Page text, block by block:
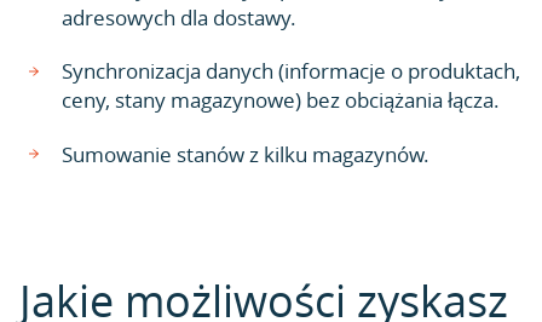
adresowych dla dostawy.
Synchronizacja danych (informacje o produktach,
ceny, stany magazynowe) bez obciążania łącza.
Sumowanie stanów z kilku magazynów.
Jakie możliwości zyskasz